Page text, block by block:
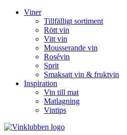
Viner
Tillfälligt sortiment
Rött vin
Vitt vin
Mousserande vin
Rosévin
Sprit
Smaksatt vin & fruktvin
Inspiration
Vin till mat
Matlagning
Vintips